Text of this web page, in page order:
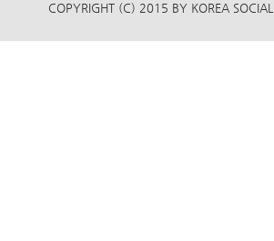
COPYRIGHT (C) 2015 BY KOREA SOCIAL